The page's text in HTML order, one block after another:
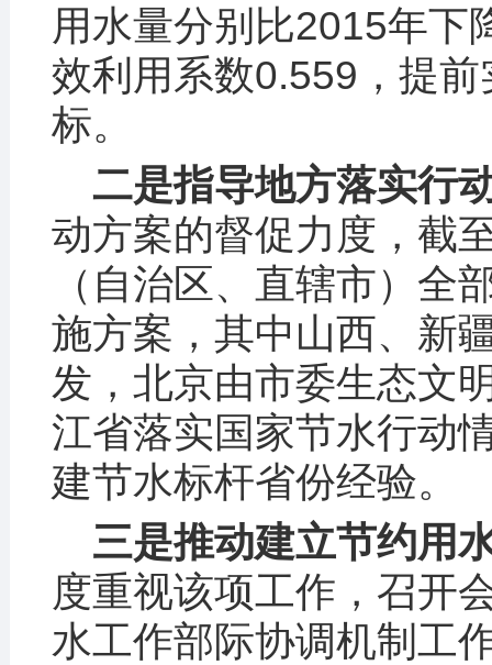
用水量分别比2015年下
效利用系数0.559，提
标。
二是指导地方落实行
动方案的督促力度，截
（自治区、直辖市）全
施方案，其中山西、新
发，北京由市委生态文
江省落实国家节水行动
建节水标杆省份经验。
三是推动建立节约用
度重视该项工作，召开
水工作部际协调机制工